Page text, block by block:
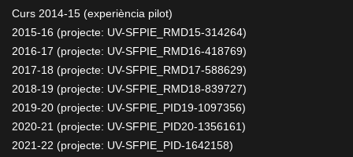
Curs 2014-15 (experiència pilot)
2015-16 (projecte: UV-SFPIE_RMD15-314264)
2016-17 (projecte: UV-SFPIE_RMD16-418769)
2017-18 (projecte: UV-SFPIE_RMD17-588629)
2018-19 (projecte: UV-SFPIE_RMD18-839727)
2019-20 (projecte: UV-SFPIE_PID19-1097356)
2020-21 (projecte: UV-SFPIE_PID20-1356161)
2021-22 (projecte: UV-SFPIE_PID-1642158)